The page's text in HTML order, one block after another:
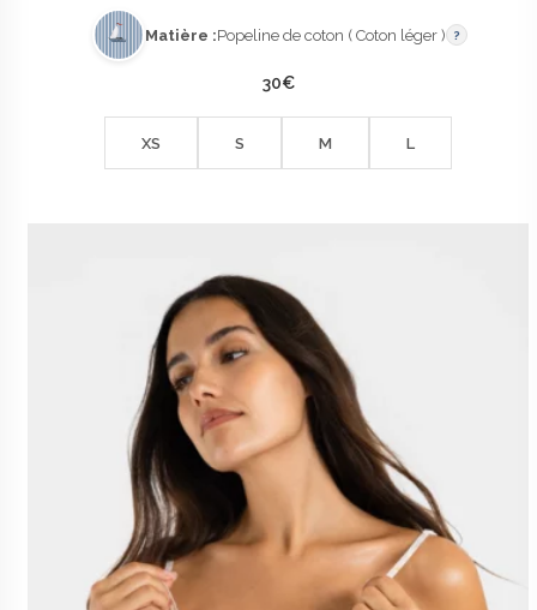
Matière :Popeline de coton ( Coton léger ) ?
30€
XS S M L